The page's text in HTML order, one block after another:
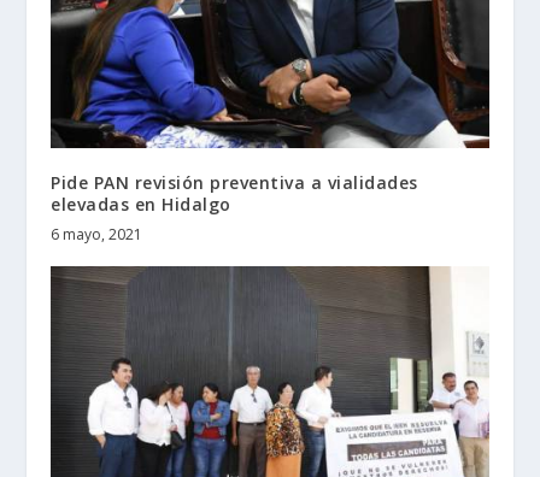
Pide PAN revisión preventiva a vialidades
elevadas en Hidalgo
6 mayo, 2021